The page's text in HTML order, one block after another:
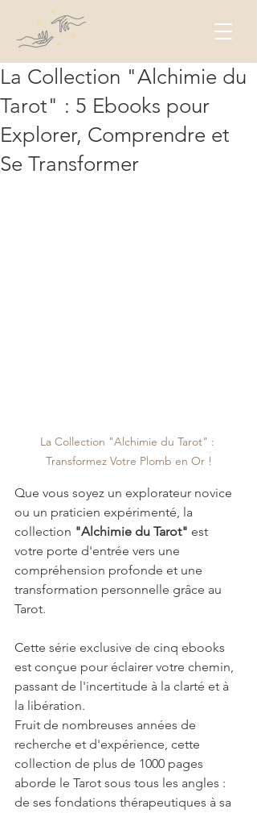
La Collection "Alchimie du
Tarot" : 5 Ebooks pour
Explorer, Comprendre et
Se Transformer
La Collection "Alchimie du Tarot" :
Transformez Votre Plomb en Or !
Que vous soyez un explorateur novice
ou un praticien expérimenté, la
collection "Alchimie du Tarot" est
votre porte d'entrée vers une
compréhension profonde et une
transformation personnelle grâce au
Tarot.
Cette série exclusive de cinq ebooks
est conçue pour éclairer votre chemin,
passant de l'incertitude à la clarté et à
la libération.
Fruit de nombreuses années de
recherche et d'expérience, cette
collection de plus de 1000 pages
aborde le Tarot sous tous les angles :
de ses fondations thérapeutiques à sa